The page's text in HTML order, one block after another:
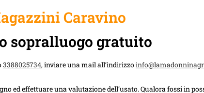
Caravino
sopralluogo gratuito
3388025734, inviare una mail all’indirizzo
ed effettuare una valutazione dell’usato. Qualora fossi in